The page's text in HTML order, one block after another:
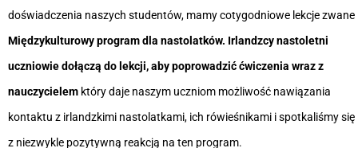
doświadczenia naszych studentów, mamy cotygodniowe lekcje zwane
Międzykulturowy program dla nastolatków. Irlandzcy nastoletni
uczniowie dołączą do lekcji, aby poprowadzić ćwiczenia wraz z
nauczycielem który daje naszym uczniom możliwość nawiązania
kontaktu z irlandzkimi nastolatkami, ich rówieśnikami i spotkaliśmy się
z niezwykle pozytywną reakcją na ten program.